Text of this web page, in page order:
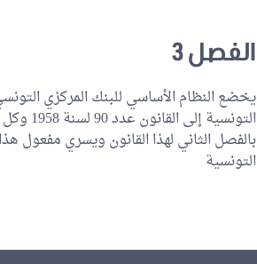
الفصل 3
يخضع النظام الأساسي للبنك المركزي
بالفصل الثاني لهذا القانون ويسري مفعول
التونسية